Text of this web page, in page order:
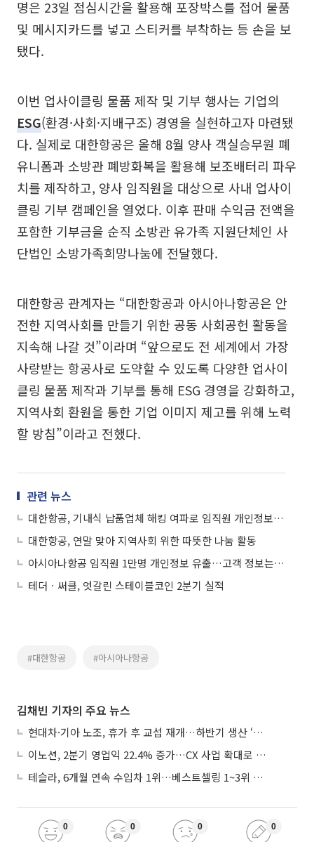
명은 23일 점심시간을 활용해 포장박스를 접어 물품
및 메시지카드를 넣고 스티커를 부착하는 등 손을 보
탰다.
이번 업사이클링 물품 제작 및 기부 행사는 기업의
ESG(환경·사회·지배구조) 경영을 실현하고자 마련됐
다. 실제로 대한항공은 올해 8월 양사 객실승무원 폐
유니폼과 소방관 폐방화복을 활용해 보조배터리 파우
치를 제작하고, 양사 임직원을 대상으로 사내 업사이
클링 기부 캠페인을 열었다. 이후 판매 수익금 전액을
포함한 기부금을 순직 소방관 유가족 지원단체인 사
단법인 소방가족희망나눔에 전달했다.
대한항공 관계자는 “대한항공과 아시아나항공은 안
전한 지역사회를 만들기 위한 공동 사회공헌 활동을
지속해 나갈 것”이라며 “앞으로도 전 세계에서 가장
사랑받는 항공사로 도약할 수 있도록 다양한 업사이
클링 물품 제작과 기부를 통해 ESG 경영을 강화하고,
지역사회 환원을 통한 기업 이미지 제고를 위해 노력
할 방침”이라고 전했다.
관련 뉴스
대한항공, 기내식 납품업체 해킹 여파로 임직원 개인정보 유출 "긴급조치 완료"
대한항공, 연말 맞아 지역사회 위한 따뜻한 나눔 활동
아시아나항공 임직원 1만명 개인정보 유출…고객 정보는 제외
테더ㆍ써클, 엇갈린 스테이블코인 2분기 실적
#대한항공 #아시아나항공
김채빈 기자의 주요 뉴스
현대차·기아 노조, 휴가 후 교섭 재개…하반기 생산 ‘분수령’
이노션, 2분기 영업익 22.4% 증가…CX 사업 확대로 성장세 지속
테슬라, 6개월 연속 수입차 1위…베스트셀링 1~3위 싹쓸이
0 0 0 0